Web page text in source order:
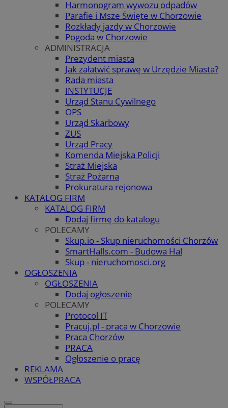
Harmonogram wywozu odpadów
Parafie i Msze Święte w Chorzowie
Rozkłady jazdy w Chorzowie
Pogoda w Chorzowie
ADMINISTRACJA
Prezydent miasta
Jak załatwić sprawę w Urzędzie Miasta?
Rada miasta
INSTYTUCJE
Urząd Stanu Cywilnego
OPS
Urząd Skarbowy
ZUS
Urząd Pracy
Komenda Miejska Policji
Straż Miejska
Straż Pożarna
Prokuratura rejonowa
KATALOG FIRM
KATALOG FIRM
Dodaj firmę do katalogu
POLECAMY
Skup.io - Skup nieruchomości Chorzów
SmartHalls.com - Budowa Hal
Skup - nieruchomosci.org
OGŁOSZENIA
OGŁOSZENIA
Dodaj ogłoszenie
POLECAMY
Protocol IT
Pracuj.pl - praca w Chorzowie
Praca Chorzów
PRACA
Ogłoszenie o pracę
REKLAMA
WSPÓŁPRACA